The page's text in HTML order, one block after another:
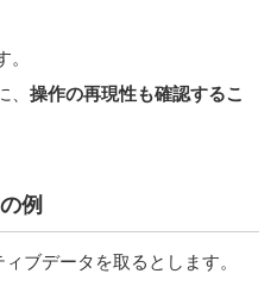
操作の再現性も確認するこ
例
ブデータを取るとします。